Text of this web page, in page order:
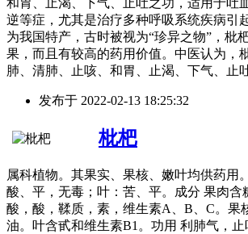
逆等症，尤其是治疗多种呼吸系统疾病引
为我国特产，古时被视为“珍异之物”，枇
果，而且有较高的药用价值。中医认为，
肺、清肺、止咳、和胃、止渴、下气、止
发布于 2022-02-13 18:25:32
枇杷
属科植物。其果实、果核、嫩叶均供药用
酸、平，无毒；叶：苦、平。成分 果肉含
酸，酸，鞣质，素，维生素A、B、C。果
油。叶含甙和维生素B1。功用 利肺气，